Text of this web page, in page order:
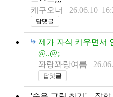
케구오너
26.06.10
답댓글
제가 자식 키우면서
@..@;
꽈랑꽈랑여름
답댓글